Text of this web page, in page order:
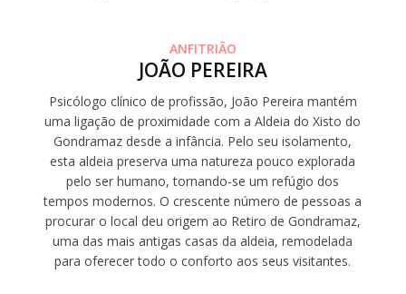
ANFITRIÃO
JOÃO PEREIRA
Psicólogo clínico de profissão, João Pereira mantém
uma ligação de proximidade com a Aldeia do Xisto do
Gondramaz desde a infância. Pelo seu isolamento,
esta aldeia preserva uma natureza pouco explorada
pelo ser humano, tornando-se um refúgio dos
tempos modernos. O crescente número de pessoas a
procurar o local deu origem ao Retiro de Gondramaz,
uma das mais antigas casas da aldeia, remodelada
para oferecer todo o conforto aos seus visitantes.